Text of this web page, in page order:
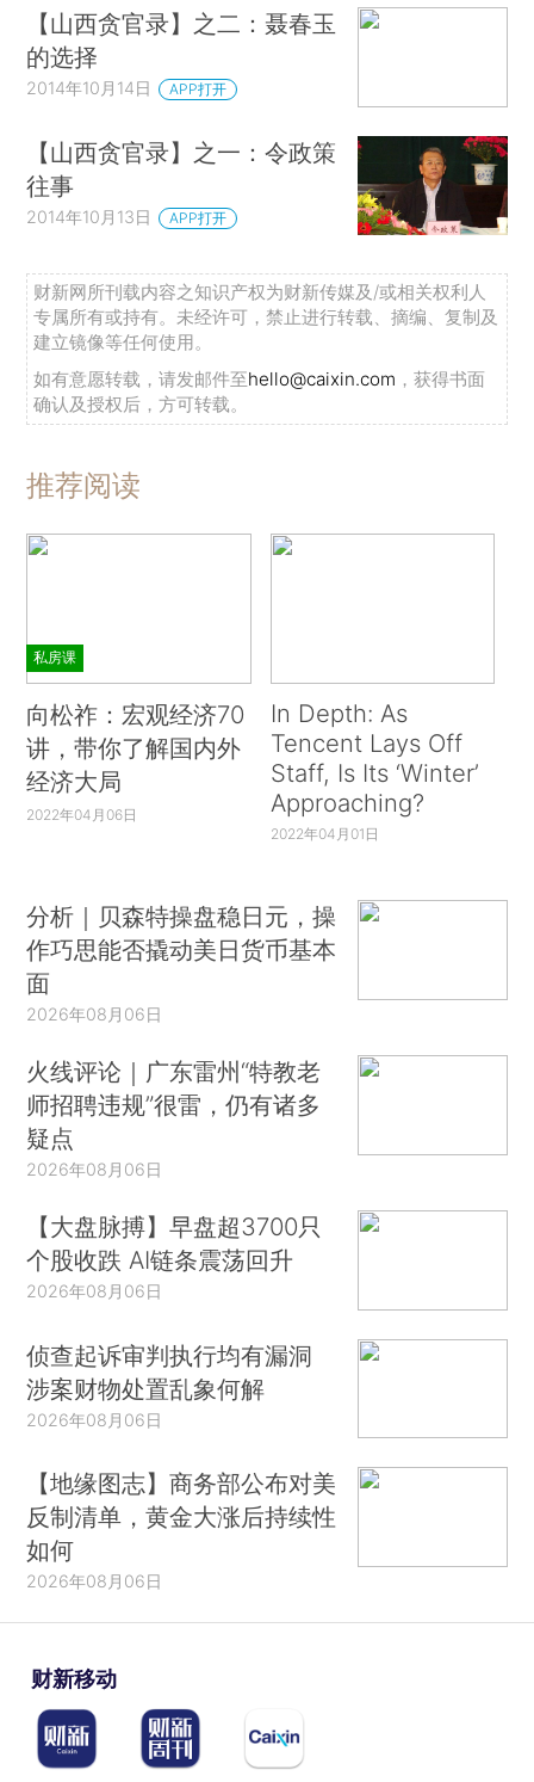
【山西贪官录】之二：聂春玉
的选择
2014年10月14日 APP打开
【山西贪官录】之一：令政策
往事
2014年10月13日 APP打开
财新网所刊载内容之知识产权为财新传媒及/或相关权利人
专属所有或持有。未经许可，禁止进行转载、摘编、复制及
建立镜像等任何使用。
如有意愿转载，请发邮件至hello@caixin.com ，获得书面
确认及授权后，方可转载。
推荐阅读
私房课
向松祚：宏观经济70
讲，带你了解国内外
经济大局
2022年04月06日
In Depth: As
Tencent Lays Off
Staff, Is Its ‘Winter’
Approaching?
2022年04月01日
分析｜贝森特操盘稳日元，操
作巧思能否撬动美日货币基本
面
2026年08月06日
火线评论｜广东雷州“特教老
师招聘违规”很雷，仍有诸多
疑点
2026年08月06日
【大盘脉搏】早盘超3700只
个股收跌 AI链条震荡回升
2026年08月06日
侦查起诉审判执行均有漏洞
涉案财物处置乱象何解
2026年08月06日
【地缘图志】商务部公布对美
反制清单，黄金大涨后持续性
如何
2026年08月06日
财新移动